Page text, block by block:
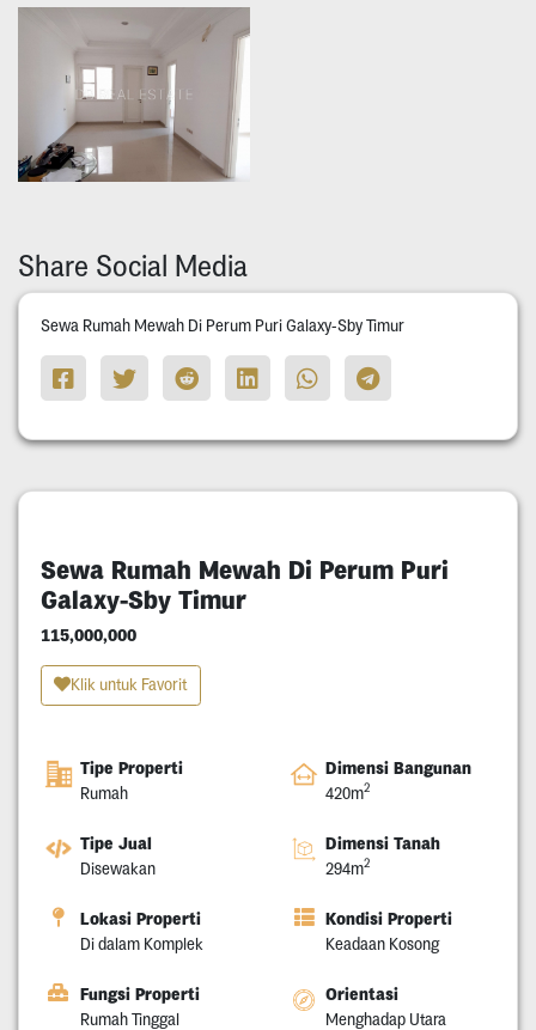
Share Social Media
Sewa Rumah Mewah Di Perum Puri Galaxy-Sby Timur
Sewa Rumah Mewah Di Perum Puri
Galaxy-Sby Timur
115,000,000
Klik untuk Favorit
Tipe Properti
Rumah
Dimensi Bangunan
420m2
Tipe Jual
Disewakan
Dimensi Tanah
294m2
Lokasi Properti
Di dalam Komplek
Kondisi Properti
Keadaan Kosong
Fungsi Properti
Rumah Tinggal
Orientasi
Menghadap Utara